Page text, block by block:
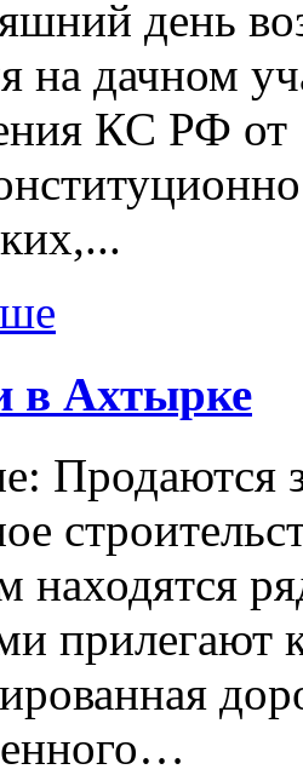
день
на дачном
КС РФ
в Ахтырке
Продаются
находятся
прилегают